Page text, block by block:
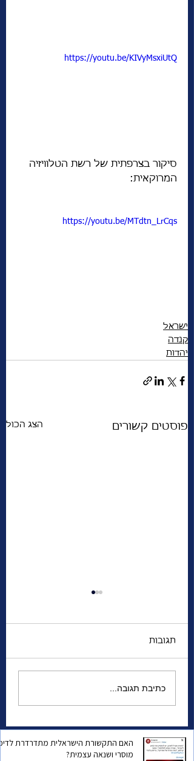
https://youtu.be/KIVyMsxiUtQ
סיקור בצרפתית של רשת הטלוויזיה
המרוקאית:
https://youtu.be/MTdtn_LrCqs
ישראל
קנדה
יהדות
פוסטים קשורים הצג הכול
מי יצא למלחמת
תגובות
כתיבת תגובה...
האם התקשורת הישראלית מתדרדרת
מוסרי ושנאה עצמית?